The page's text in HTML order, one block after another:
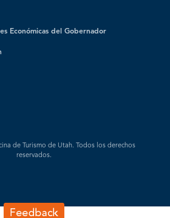
Económicas del Gobernador
de Turismo de Utah. Todos los derechos
reservados.